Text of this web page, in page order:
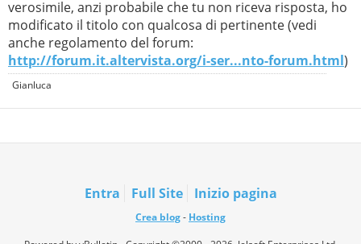
verosimile, anzi probabile che tu non riceva risposta, ho
modificato il titolo con qualcosa di pertinente (vedi
anche regolamento del forum:
http://forum.it.altervista.org/i-ser...nto-forum.html)
Gianluca
Entra Full Site Inizio pagina
Crea blog- Hosting